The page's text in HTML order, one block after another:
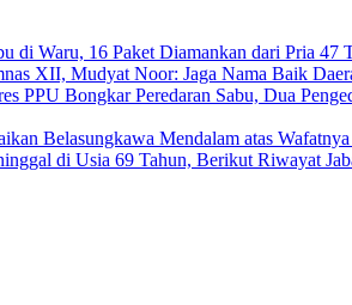
di Waru, 16 Paket Diamankan dari Pria 47
XII, Mudyat Noor: Jaga Nama Baik
PPU Bongkar Peredaran Sabu, Dua
Belasungkawa Mendalam atas
di Usia 69 Tahun, Berikut Riwayat